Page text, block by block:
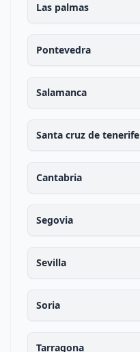
Las palmas
Pontevedra
Salamanca
Santa cruz de tenerife
Cantabria
Segovia
Sevilla
Soria
Tarragona